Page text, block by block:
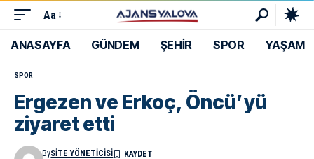
Aa
ANASAYFA GÜNDEM ŞEHİR SPOR YAŞAM
SPOR
Ergezen ve Erkoç, Öncü’yü
ziyaret etti
BySITE YÖNETICISI